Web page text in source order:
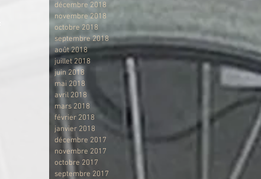
décembre 2018
novembre 2018
octobre 2018
septembre 2018
août 2018
juillet 2018
juin 2018
mai 2018
avril 2018
mars 2018
février 2018
janvier 2018
décembre 2017
novembre 2017
octobre 2017
septembre 2017